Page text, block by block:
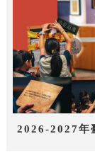
2026-2027年